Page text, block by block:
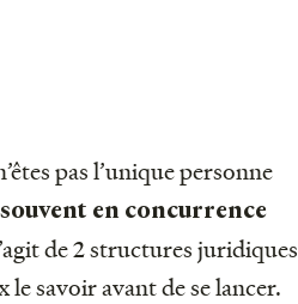
pas l’unique personne
en concurrence
de 2 structures juridiques
savoir avant de se lancer.